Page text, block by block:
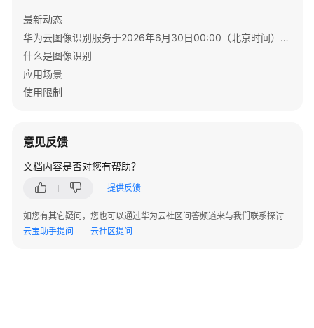
考
SDK
参
问
题
服
务
开
最新动态
华为云图像识别服务于2026年6月30日00:00（北京时间）停售通知
什么是图像识别
应用场景
使用限制
意见反馈
文档内容是否对您有帮助？
提供反馈
如您有其它疑问，您也可以通过华为云社区问答频道来与我们联系探讨
云宝助手提问
云社区提问